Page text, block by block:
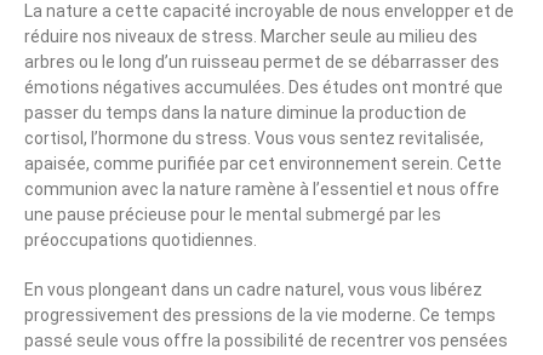
La nature a cette capacité incroyable de nous envelopper et de
réduire nos niveaux de stress. Marcher seule au milieu des
arbres ou le long d’un ruisseau permet de se débarrasser des
émotions négatives accumulées. Des études ont montré que
passer du temps dans la nature diminue la production de
cortisol, l’hormone du stress. Vous vous sentez revitalisée,
apaisée, comme purifiée par cet environnement serein. Cette
communion avec la nature ramène à l’essentiel et nous offre
une pause précieuse pour le mental submergé par les
préoccupations quotidiennes.
En vous plongeant dans un cadre naturel, vous vous libérez
progressivement des pressions de la vie moderne. Ce temps
passé seule vous offre la possibilité de recentrer vos pensées